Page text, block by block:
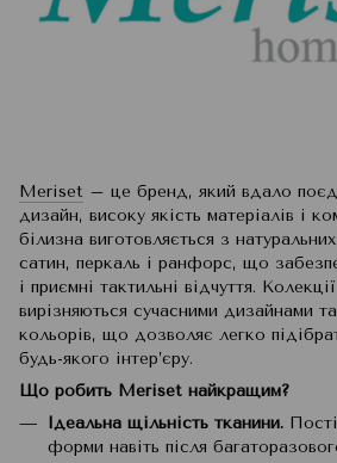
Meriset – це бренд, який вдало
дизайн, високу якість матеріалів і
білизна виготовляється з
сатин, перкаль і ранфорс, що
і приємні тактильні відчуття.
вирізняються сучасними дизайнами
кольорів, що дозволяє легко
будь-якого інтер’єру.
Що робить Meriset найкращим?
Ідеальна щільність тканини.
форми навіть після